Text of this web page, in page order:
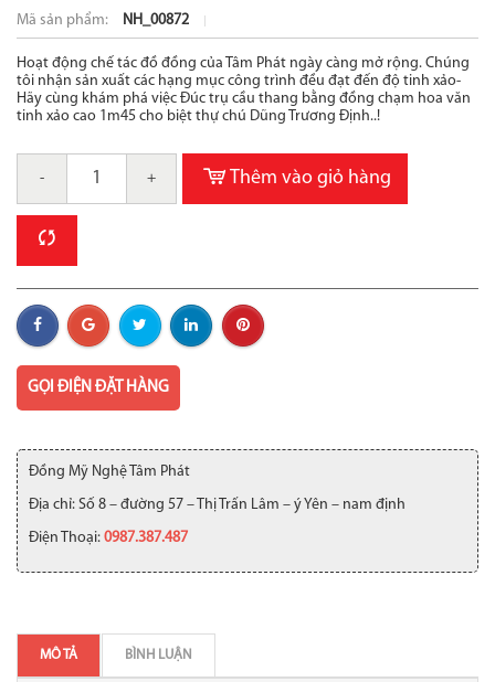
Mã sản phẩm: NH_00872
Hoạt động chế tác đồ đồng của Tâm Phát ngày càng mở rộng. Chúng
tôi nhận sản xuất các hạng mục công trình đều đạt đến độ tinh xảo-
Hãy cùng khám phá việc Đúc trụ cầu thang bằng đồng chạm hoa văn
tinh xảo cao 1m45 cho biệt thự chú Dũng Trương Định..!
- + Thêm vào giỏ hàng
GỌI ĐIỆN ĐẶT HÀNG
Đồng Mỹ Nghệ Tâm Phát
Địa chỉ: Số 8 – đường 57 – Thị Trấn Lâm – ý Yên – nam định
Điện Thoại: 0987.387.487
MÔ TẢ BÌNH LUẬN